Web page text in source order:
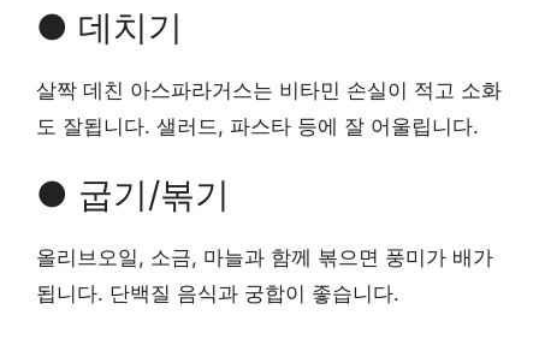
● 데치기
살짝 데친 아스파라거스는 비타민 손실이 적고 소화
도 잘됩니다. 샐러드, 파스타 등에 잘 어울립니다.
● 굽기/볶기
올리브오일, 소금, 마늘과 함께 볶으면 풍미가 배가
됩니다. 단백질 음식과 궁합이 좋습니다.